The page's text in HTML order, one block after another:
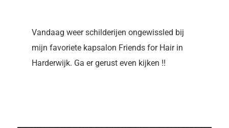
Vandaag weer schilderijen ongewissled bij
mijn favoriete kapsalon Friends for Hair in
Harderwijk. Ga er gerust even kijken !!